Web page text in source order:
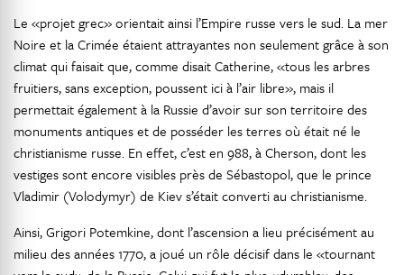
Le «projet grec» orientait ainsi l’Empire russe vers le sud. La mer
Noire et la Crimée étaient attrayantes non seulement grâce à son
climat qui faisait que, comme disait Catherine, «tous les arbres
fruitiers, sans exception, poussent ici à l’air libre», mais il
permettait également à la Russie d’avoir sur son territoire des
monuments antiques et de posséder les terres où était né le
christianisme russe. En effet, c’est en 988, à Cherson, dont les
vestiges sont encore visibles près de Sébastopol, que le prince
Vladimir (Volodymyr) de Kiev s’était converti au christianisme.
Ainsi, Grigori Potemkine, dont l’ascension a lieu précisément au
milieu des années 1770, a joué un rôle décisif dans le «tournant